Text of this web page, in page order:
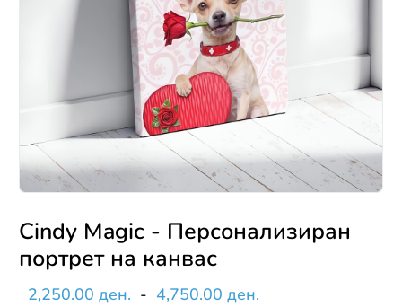
Cindy Magic - Персонализиран
портрет на канвас
2,250.00 ден. - 4,750.00 ден.